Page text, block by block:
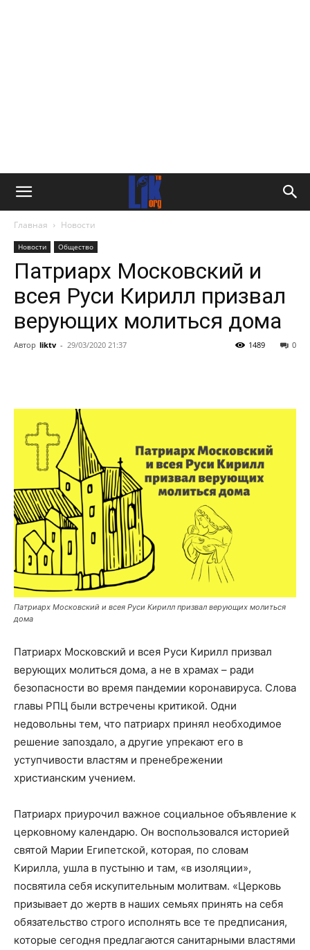
Главная Новости
Новости Общество
Патриарх Московский и
всея Руси Кирилл призвал
верующих молиться дома
Автор liktv - 29/03/2020 21:37 0
1489
Патриарх Московский и всея Руси Кирилл призвал верующих молиться
дома
Патриарх Московский и всея Руси Кирилл призвал
верующих молиться дома, а не в храмах – ради
безопасности во время пандемии коронавируса. Слова
главы РПЦ были встречены критикой. Одни
недовольны тем, что патриарх принял необходимое
решение запоздало, а другие упрекают его в
уступчивости властям и пренебрежении
христианским учением.
Патриарх приурочил важное социальное объявление к
церковному календарю. Он воспользовался историей
святой Марии Египетской, которая, по словам
Кирилла, ушла в пустыню и там, «в изоляции»,
посвятила себя искупительным молитвам. «Церковь
призывает до жертв в наших семьях принять на себя
обязательство строго исполнять все те предписания,
которые сегодня предлагаются санитарными властями